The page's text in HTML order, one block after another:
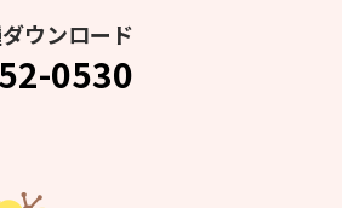
ウンロード
0530